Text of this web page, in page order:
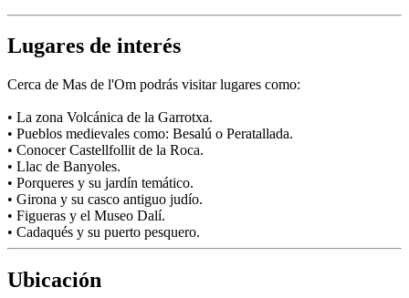
Lugares de interés
Cerca de Mas de l'Om podrás visitar lugares como:
• La zona Volcánica de la Garrotxa.
• Pueblos medievales como: Besalú o Peratallada.
• Conocer Castellfollit de la Roca.
• Llac de Banyoles.
• Porqueres y su jardín temático.
• Girona y su casco antiguo judío.
• Figueras y el Museo Dalí.
• Cadaqués y su puerto pesquero.
Ubicación